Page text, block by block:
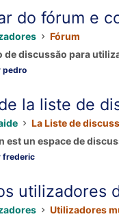
do fórum e
Fórum
de discussão para
pedro
la liste de
La Liste de
est un espace de
frederic
utilizadores
Utilizadores